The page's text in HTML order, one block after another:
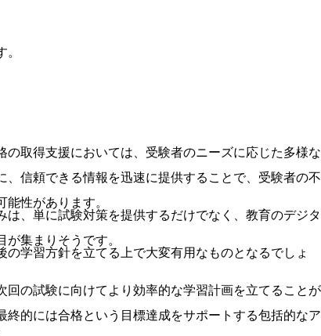
取得支援においては、受験者のニーズに応じた多様な
信頼できる情報を迅速に提供することで、受験者の不
性があります。
、単に試験対策を提供するだけでなく、教育のデジタ
集まりそうです。
学習方針を立てる上で大変有用なものとなるでしょ
の試験に向けてより効率的な学習計画を立てることが
的には合格という目標達成をサポートする包括的なア